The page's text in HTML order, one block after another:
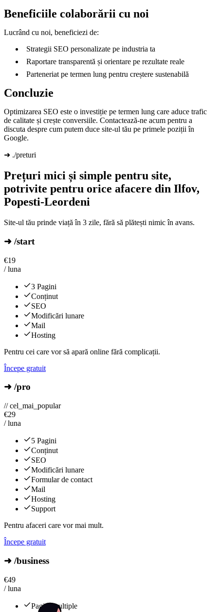
Beneficiile colaborării cu noi
Lucrând cu noi, beneficiezi de:
Strategii SEO personalizate pe industria ta
Raportare transparentă și orientare pe rezultate reale
Parteneriat pe termen lung pentru creștere sustenabilă
Concluzie
Optimizarea SEO este o investiție pe termen lung care aduce trafic
de calitate și crește conversiile. Contactează-ne acum pentru a
discuta despre cum putem duce site-ul tău pe primele poziții în
Google.
➜ ./preturi
Prețuri mici și simple pentru site,
potrivite pentru orice afacere din Ilfov,
Popesti-Leordeni
Site-ul tău prinde viață în 3 zile, fără să plătești nimic în avans.
➜ /start
€19
/ luna
3 Pagini
Conținut
SEO
Modificări lunare
Mail
Hosting
Pentru cei care vor să apară online fără complicații.
Începe gratuit
➜ /pro
// cel_mai_popular
€29
/ luna
5 Pagini
Conținut
SEO
Modificări lunare
Formular de contact
Mail
Hosting
Support
Pentru afaceri care vor mai mult.
Începe gratuit
➜ /business
€49
/ luna
Pagini multiple